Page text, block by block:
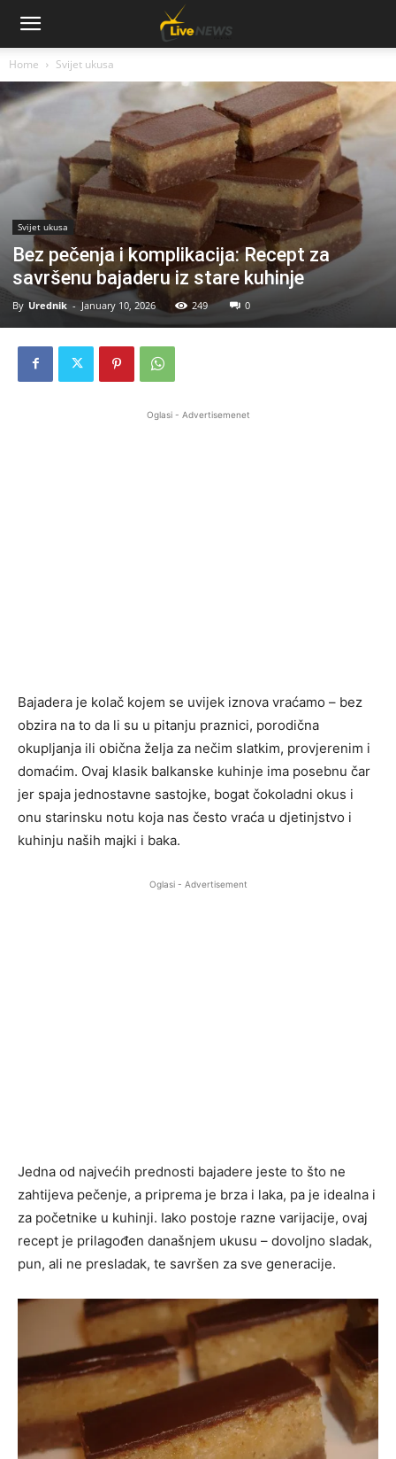
Home Svijet ukusa
Svijet ukusa
Bez pečenja i komplikacija: Recept za
savršenu bajaderu iz stare kuhinje
By Urednik - January 10, 2026 249 0
Oglasi - Advertisemenet
Bajadera je kolač kojem se uvijek iznova vraćamo – bez
obzira na to da li su u pitanju praznici, porodična
okupljanja ili obična želja za nečim slatkim, provjerenim i
domaćim. Ovaj klasik balkanske kuhinje ima posebnu čar
jer spaja jednostavne sastojke, bogat čokoladni okus i
onu starinsku notu koja nas često vraća u djetinjstvo i
kuhinju naših majki i baka.
Oglasi - Advertisement
Jedna od najvećih prednosti bajadere jeste to što ne
zahtijeva pečenje, a priprema je brza i laka, pa je idealna i
za početnike u kuhinji. Iako postoje razne varijacije, ovaj
recept je prilagođen današnjem ukusu – dovoljno sladak,
pun, ali ne presladak, te savršen za sve generacije.